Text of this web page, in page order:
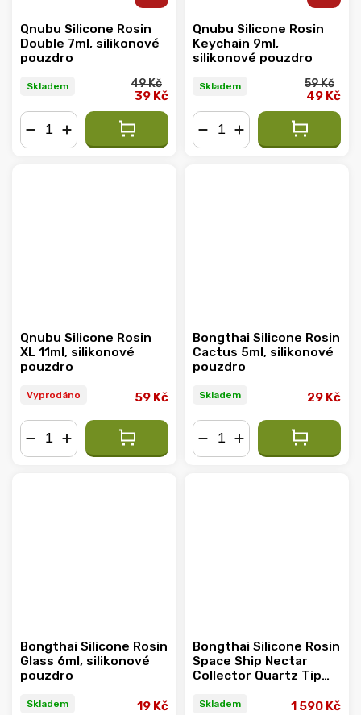
Qnubu Silicone Rosin
Double 7ml, silikonové
pouzdro
Skladem 49 Kč
39 Kč
Qnubu Silicone Rosin
Keychain 9ml,
silikonové pouzdro
Skladem 59 Kč
49 Kč
Qnubu Silicone Rosin
XL 11ml, silikonové
pouzdro
Vyprodáno 59 Kč
Bongthai Silicone Rosin
Cactus 5ml, silikonové
pouzdro
Skladem 29 Kč
Bongthai Silicone Rosin
Glass 6ml, silikonové
pouzdro
Skladem 19 Kč
Bongthai Silicone Rosin
Space Ship Nectar
Collector Quartz Tip
Skladem 1 590 Kč